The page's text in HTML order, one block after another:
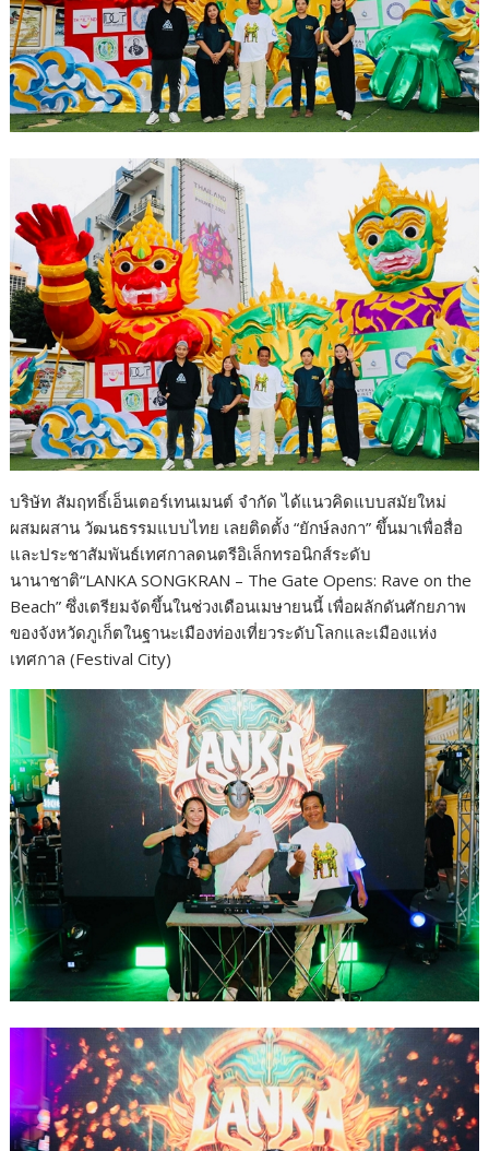
บริษัท สัมฤทธิ์เอ็นเตอร์เทนเมนต์ จำกัด ได้แนวคิดแบบสมัยใหม่
ผสมผสาน วัฒนธรรมแบบไทย เลยติดตั้ง “ยักษ์ลงกา” ขึ้นมาเพื่อสื่อ
และประชาสัมพันธ์เทศกาลดนตรีอิเล็กทรอนิกส์ระดับ
นานาชาติ“LANKA SONGKRAN – The Gate Opens: Rave on the
Beach” ซึ่งเตรียมจัดขึ้นในช่วงเดือนเมษายนนี้ เพื่อผลักดันศักยภาพ
ของจังหวัดภูเก็ตในฐานะเมืองท่องเที่ยวระดับโลกและเมืองแห่ง
เทศกาล (Festival City)